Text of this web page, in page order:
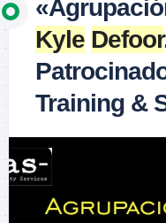
Kyle Defoor
Training &